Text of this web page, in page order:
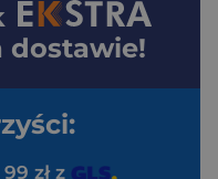
dostawie!
zł z